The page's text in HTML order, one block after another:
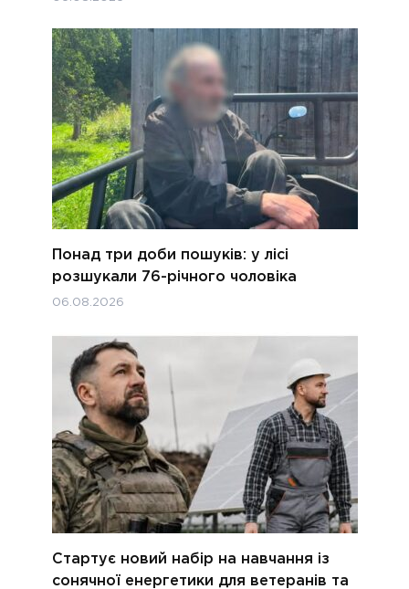
Понад три доби пошуків: у лісі
розшукали 76-річного чоловіка
06.08.2026
Стартує новий набір на навчання із
сонячної енергетики для ветеранів та